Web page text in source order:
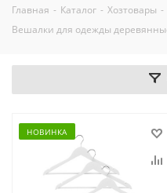
Главная - Каталог - Хозтовары -
Вешалки для одежды
НОВИНКА